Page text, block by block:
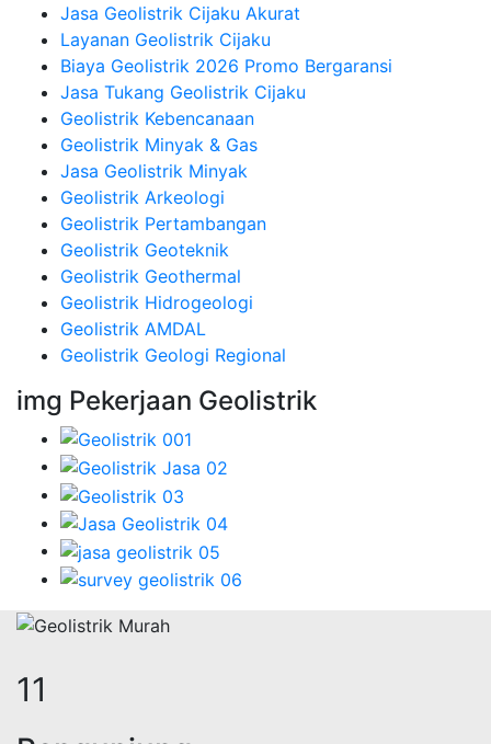
Jasa Geolistrik Cijaku Akurat
Layanan Geolistrik Cijaku
Biaya Geolistrik 2026 Promo Bergaransi
Jasa Tukang Geolistrik Cijaku
Geolistrik Kebencanaan
Geolistrik Minyak & Gas
Jasa Geolistrik Minyak
Geolistrik Arkeologi
Geolistrik Pertambangan
Geolistrik Geoteknik
Geolistrik Geothermal
Geolistrik Hidrogeologi
Geolistrik AMDAL
Geolistrik Geologi Regional
img Pekerjaan Geolistrik
14